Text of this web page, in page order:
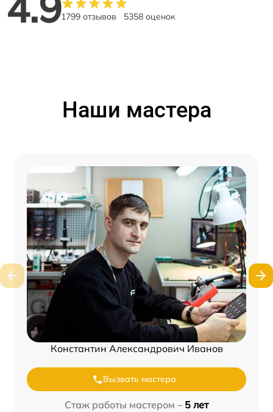
1799 отзывов 5358 оценок
Наши мастера
Константин Александрович Иванов
Вызвать мастера
Стаж работы мастером – 5 лет